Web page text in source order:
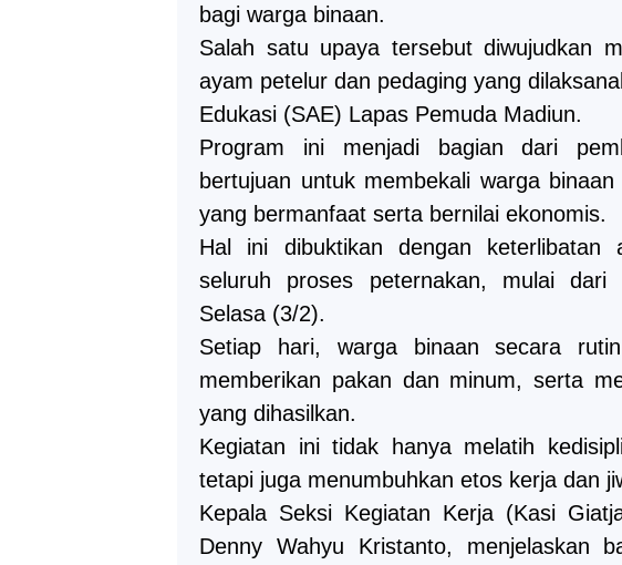
bagi warga binaan.
Salah satu upaya tersebut diwujudkan
ayam petelur dan pedaging yang
Edukasi (SAE) Lapas Pemuda Madiun.
Program ini menjadi bagian dari
bertujuan untuk membekali warga
yang bermanfaat serta bernilai ekonomis.
Hal ini dibuktikan dengan keterlibatan
seluruh proses peternakan, mulai dari
Selasa (3/2).
Setiap hari, warga binaan secara
memberikan pakan dan minum, serta
yang dihasilkan.
Kegiatan ini tidak hanya melatih
tetapi juga menumbuhkan etos kerja dan
Kepala Seksi Kegiatan Kerja (Kasi
Denny Wahyu Kristanto, menjelaskan